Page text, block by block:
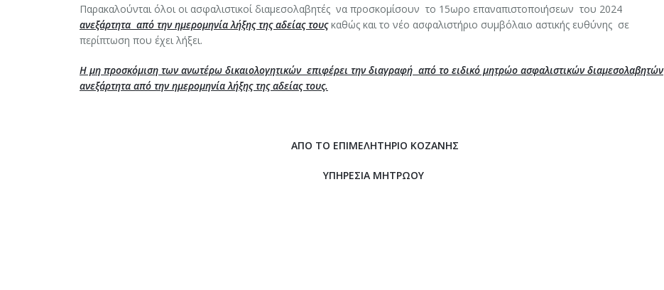
Παρακαλούνται όλοι οι ασφαλιστικοί διαμεσολαβητές να προσκομίσουν το 15ωρο επαναπιστοποιήσεων του 2024
ανεξάρτητα από την ημερομηνία λήξης της αδείας τουςκαθώς και το νέο ασφαλιστήριο συμβόλαιο αστικής ευθύνης σε
περίπτωση που έχει λήξει.
Η μη προσκόμιση των ανωτέρω δικαιολογητικών επιφέρει την διαγραφή από το ειδικό μητρώο ασφαλιστικών διαμεσολαβητών
ανεξάρτητα από την ημερομηνία λήξης της αδείας τους.
ΑΠΟ ΤΟ ΕΠΙΜΕΛΗΤΗΡΙΟ ΚΟΖΑΝΗΣ
ΥΠΗΡΕΣΙΑ ΜΗΤΡΩΟΥ